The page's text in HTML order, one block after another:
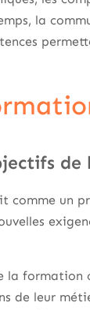
la
de
un
la formation
de leur